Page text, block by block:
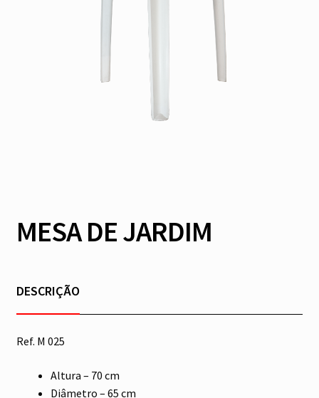
MESA DE JARDIM
DESCRIÇÃO
Ref. M 025
Altura – 70 cm
Diâmetro – 65 cm